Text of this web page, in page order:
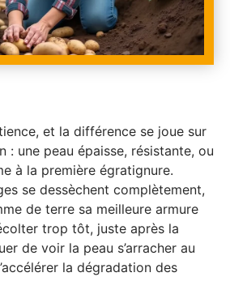
et la différence se joue sur
: une peau épaisse, résistante, ou
à la première égratignure.
se dessèchent complètement,
de terre sa meilleure armure
trop tôt, juste après la
de voir la peau s’arracher au
la dégradation des